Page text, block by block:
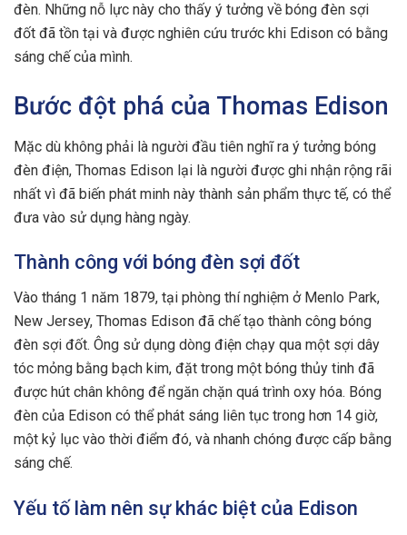
đèn. Những nỗ lực này cho thấy ý tưởng về bóng đèn sợi
đốt đã tồn tại và được nghiên cứu trước khi Edison có bằng
sáng chế của mình.
Bước đột phá của Thomas Edison
Mặc dù không phải là người đầu tiên nghĩ ra ý tưởng bóng
đèn điện, Thomas Edison lại là người được ghi nhận rộng rãi
nhất vì đã biến phát minh này thành sản phẩm thực tế, có thể
đưa vào sử dụng hàng ngày.
Thành công với bóng đèn sợi đốt
Vào tháng 1 năm 1879, tại phòng thí nghiệm ở Menlo Park,
New Jersey, Thomas Edison đã chế tạo thành công bóng
đèn sợi đốt. Ông sử dụng dòng điện chạy qua một sợi dây
tóc mỏng bằng bạch kim, đặt trong một bóng thủy tinh đã
được hút chân không để ngăn chặn quá trình oxy hóa. Bóng
đèn của Edison có thể phát sáng liên tục trong hơn 14 giờ,
một kỷ lục vào thời điểm đó, và nhanh chóng được cấp bằng
sáng chế.
Yếu tố làm nên sự khác biệt của Edison